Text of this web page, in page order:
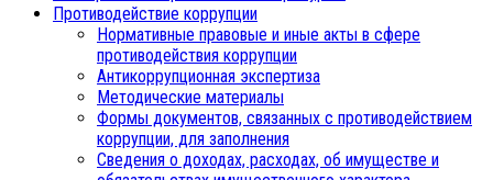
Противодействие коррупции
Нормативные правовые и иные акты в сфере
противодействия коррупции
Антикоррупционная экспертиза
Методические материалы
Формы документов, связанных с противодействием
коррупции, для заполнения
Сведения о доходах, расходах, об имуществе и